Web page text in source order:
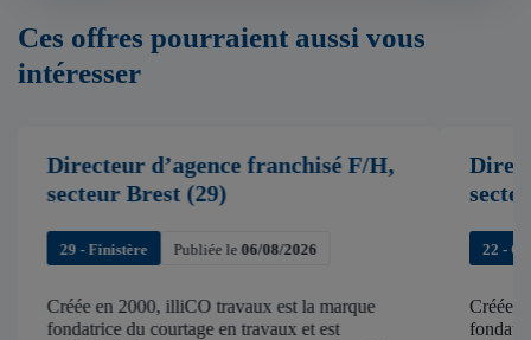
Ces offres pourraient aussi vous
intéresser
Directeur d’agence franchisé F/H,
secteur Brest (29)
29 - Finistère Publiée le06/08/2026
Créée en 2000, illiCO travaux est la marque
fondatrice du courtage en travaux et est
22 -
Créée